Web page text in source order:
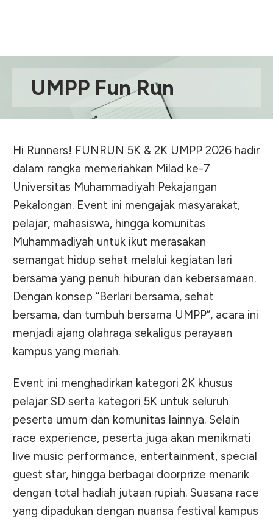
UMPP Fun Run
Hi Runners! FUNRUN 5K & 2K UMPP 2026 hadir
dalam rangka memeriahkan Milad ke-7
Universitas Muhammadiyah Pekajangan
Pekalongan. Event ini mengajak masyarakat,
pelajar, mahasiswa, hingga komunitas
Muhammadiyah untuk ikut merasakan
semangat hidup sehat melalui kegiatan lari
bersama yang penuh hiburan dan kebersamaan.
Dengan konsep “Berlari bersama, sehat
bersama, dan tumbuh bersama UMPP”, acara ini
menjadi ajang olahraga sekaligus perayaan
kampus yang meriah.
Event ini menghadirkan kategori 2K khusus
pelajar SD serta kategori 5K untuk seluruh
peserta umum dan komunitas lainnya. Selain
race experience, peserta juga akan menikmati
live music performance, entertainment, special
guest star, hingga berbagai doorprize menarik
dengan total hadiah jutaan rupiah. Suasana race
yang dipadukan dengan nuansa festival kampus